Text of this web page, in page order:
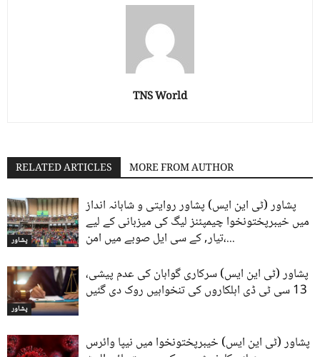
TNS World
RELATED ARTICLES MORE FROM AUTHOR
پشاور
پشاور (ٹی این ایس) پشاور روایتی و شاہانہ انداز
میں خیبرپختونخوا چیمپئنز لیگ کی میزبانی کے لیے
تیار, کے سی ایل صوبے میں امن،...
پشاور
پشاور (ٹی این ایس) سرکاری گواہان کی عدم پیشی،
13 سی ٹی ڈی اہلکاروں کی تنخواہیں روک دی گئیں
پشاور (ٹی این ایس) خیبرپختونخوا میں نیپا وائرس